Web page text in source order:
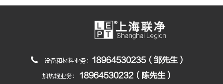
设备和材料业务： 18964530235（邹先生）
加热辊业务： 18964530232（陈先生）